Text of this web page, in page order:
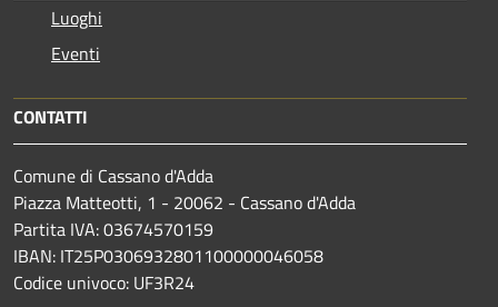
Luoghi
Eventi
CONTATTI
Comune di Cassano d'Adda
Piazza Matteotti, 1 - 20062 - Cassano d'Adda
Partita IVA: 03674570159
IBAN: IT25P0306932801100000046058
Codice univoco: UF3R24